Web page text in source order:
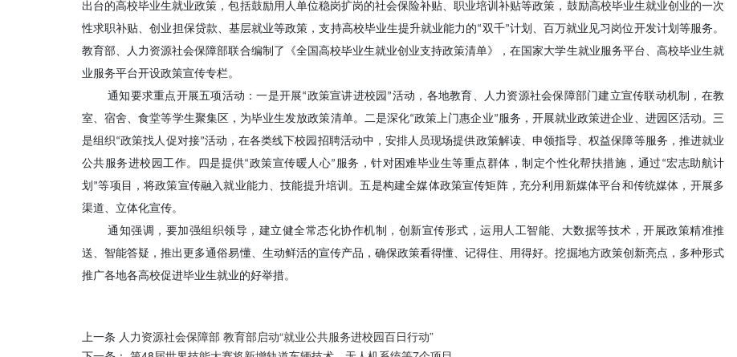
出台的高校毕业生就业政策，包括鼓励用人单位稳岗扩岗的社会保险补贴、职业培训补贴等政策，鼓励高校毕业生就业创业的一次
性求职补贴、创业担保贷款、基层就业等政策，支持高校毕业生提升就业能力的“双千”计划、百万就业见习岗位开发计划等服务。
教育部、人力资源社会保障部联合编制了《全国高校毕业生就业创业支持政策清单》，在国家大学生就业服务平台、高校毕业生就
业服务平台开设政策宣传专栏。
通知要求重点开展五项活动：一是开展“政策宣讲进校园”活动，各地教育、人力资源社会保障部门建立宣传联动机制，在教
室、宿舍、食堂等学生聚集区，为毕业生发放政策清单。二是深化“政策上门惠企业”服务，开展就业政策进企业、进园区活动。三
是组织“政策找人促对接”活动，在各类线下校园招聘活动中，安排人员现场提供政策解读、申领指导、权益保障等服务，推进就业
公共服务进校园工作。四是提供“政策宣传暖人心”服务，针对困难毕业生等重点群体，制定个性化帮扶措施，通过“宏志助航计
划”等项目，将政策宣传融入就业能力、技能提升培训。五是构建全媒体政策宣传矩阵，充分利用新媒体平台和传统媒体，开展多
渠道、立体化宣传。
通知强调，要加强组织领导，建立健全常态化协作机制，创新宣传形式，运用人工智能、大数据等技术，开展政策精准推
送、智能答疑，推出更多通俗易懂、生动鲜活的宣传产品，确保政策看得懂、记得住、用得好。挖掘地方政策创新亮点，多种形式
推广各地各高校促进毕业生就业的好举措。
上一条 人力资源社会保障部 教育部启动“就业公共服务进校园百日行动”